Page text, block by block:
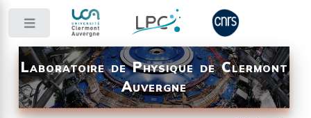
Laboratoire de Physique de Clermont
Auvergne
Toggle